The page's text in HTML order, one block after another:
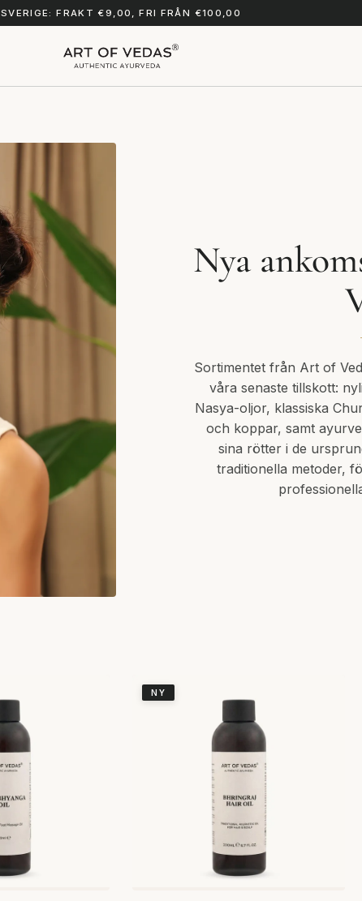
SVERIGE: FRAKT €9,00, FRI FRÅN €100,00
Nya
Sortimentet från Art of
våra senaste tillskott:
Nasya-oljor, klassiska
och koppar, samt
sina rötter i de
traditionella metoder,
NY